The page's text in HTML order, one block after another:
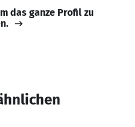
das ganze Profil zu